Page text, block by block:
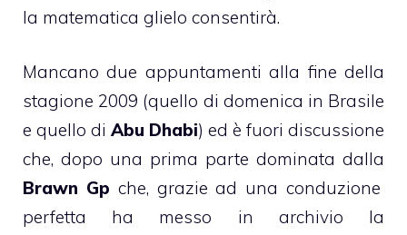
la matematica glielo consentirà.
Mancano due appuntamenti alla fine della
stagione 2009 (quello di domenica in Brasile
e quello di Abu Dhabi) ed è fuori discussione
che, dopo una prima parte dominata dalla
Brawn Gp che, grazie ad una conduzione
perfetta ha messo in archivio la